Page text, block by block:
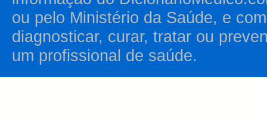
ou pelo Ministério da Saúde, e
diagnosticar, curar, tratar ou
um profissional de saúde.